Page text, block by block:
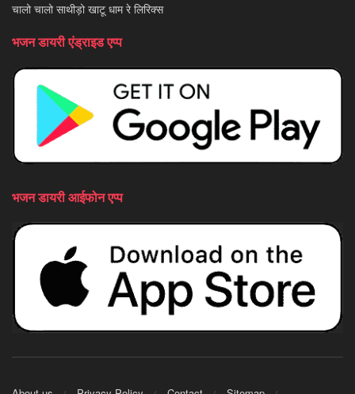
चालो चालो साथीड़ो खाटू धाम रे लिरिक्स
भजन डायरी एंड्राइड एप्प
भजन डायरी आईफोन एप्प